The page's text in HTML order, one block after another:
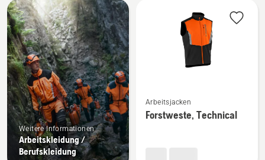
Alle
Produkte
Weitere Informationen
Arbeitskleidung /
Berufskleidung
Details
zu
Arbeitsjacken
Forstweste, Technical